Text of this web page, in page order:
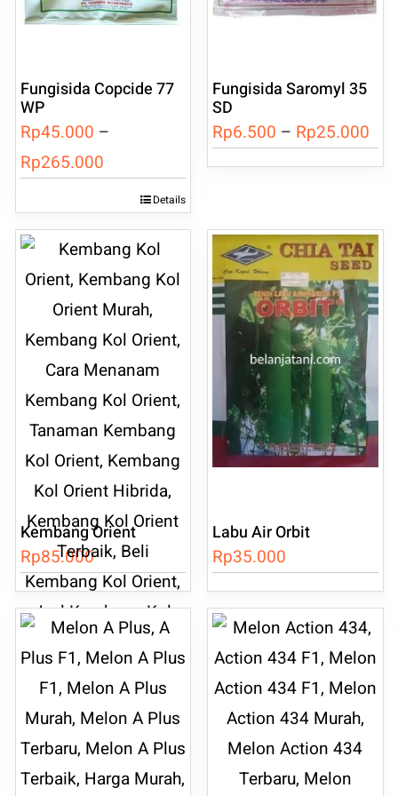
Fungisida Copcide 77
WP
Rp45.000 –
Rp265.000Rentang
harga:
hingga
Rp265.000
Produk
ini
memiliki
beberapa
varian.
Pilihan
ini
dapat
diambil
halaman
produk
Details
Fungisida Saromyl 35
SD
Rp6.500 – Rp25.000
Kembang Orient
Rp85.000
Labu Air Orbit
Rp35.000